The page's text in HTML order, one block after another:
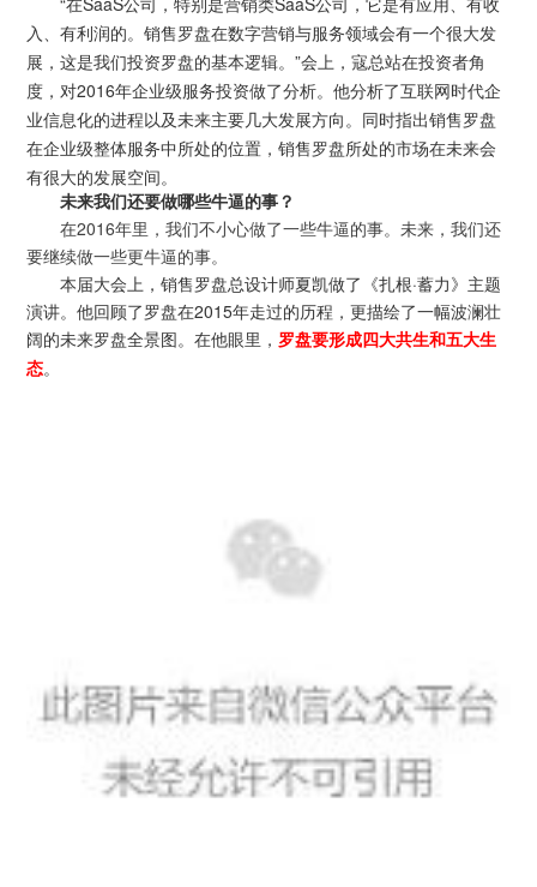
入、有利润的。销售罗盘在数字营销与服务领域会有一个很大发
展，这是我们投资罗盘的基本逻辑。”会上，寇总站在投资者角
度，对2016年企业级服务投资做了分析。他分析了互联网时代企
业信息化的进程以及未来主要几大发展方向。同时指出销售罗盘
在企业级整体服务中所处的位置，销售罗盘所处的市场在未来会
有很大的发展空间。
未来我们还要做哪些牛逼的事？
在2016年里，我们不小心做了一些牛逼的事。未来，我们还
要继续做一些更牛逼的事。
本届大会上，销售罗盘总设计师夏凯做了《扎根·蓄力》主题
演讲。他回顾了罗盘在2015年走过的历程，更描绘了一幅波澜壮
阔的未来罗盘全景图。 在他眼里， 罗盘要形成四大共生和五大生
态。